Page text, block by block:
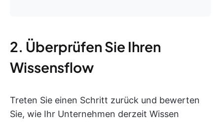
2. Überprüfen Sie Ihren
Wissensflow
Treten Sie einen Schritt zurück und bewerten
Sie, wie Ihr Unternehmen derzeit Wissen